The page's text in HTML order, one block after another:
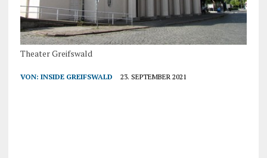
Theater Greifswald
VON: INSIDE GREIFSWALD 23. SEPTEMBER 2021